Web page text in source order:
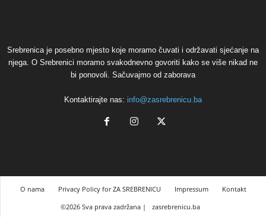
Srebrenica je posebno mjesto koje moramo čuvati i održavati sjećanje na
njega. O Srebrenici moramo svakodnevno govoriti kako se više nikad ne
bi ponovoli. Sačuvajmo od zaborava
Kontaktirajte nas: info@zasrebrenicu.ba
O nama Privacy Policy for ZA SREBRENICU Impressum
Kontakt
©2026 Sva prava zadržana |
zasrebrenicu.ba